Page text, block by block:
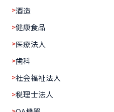
酒造
健康食品
医療法人
歯科
社会福祉法人
税理士法人